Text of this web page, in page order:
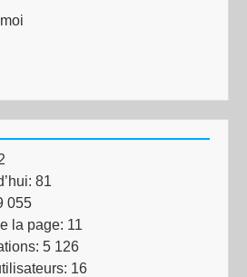
81
055
la page: 11
5 126
16